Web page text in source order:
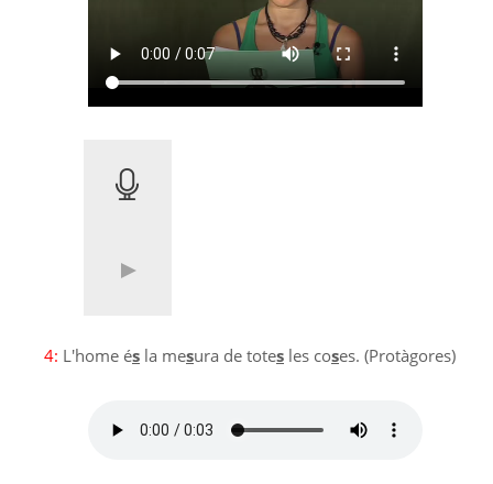
4: L'home és la mesura de totes les coses. (Protàgores)